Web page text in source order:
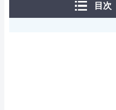
目次